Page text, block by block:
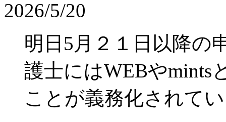
2026/5/20
明日5月２１日以降の
護士にはWEBやmints
ことが義務化されて